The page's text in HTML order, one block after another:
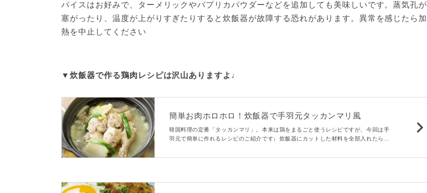
パイスはお好みで、ターメリックやパプリカパウダーなどを追加しても美味しいです。蒸気孔が
塞がったり、温度が上がりすぎたりすると炊飯器が故障する恐れがあります。異常を感じたら加
熱を中止してください
▼炊飯器で作る鶏肉レシピは沢山ありますよ♩
簡単お肉ホロホロ！炊飯器で手羽元タッカンマリ風
韓国料理の定番「タッカンマリ」。本来は鶏をまるごと使うレシピですが、今回は手
羽元で簡単に作れるレシピのご紹介です♩炊飯器にカットした材料を全部入れたら、